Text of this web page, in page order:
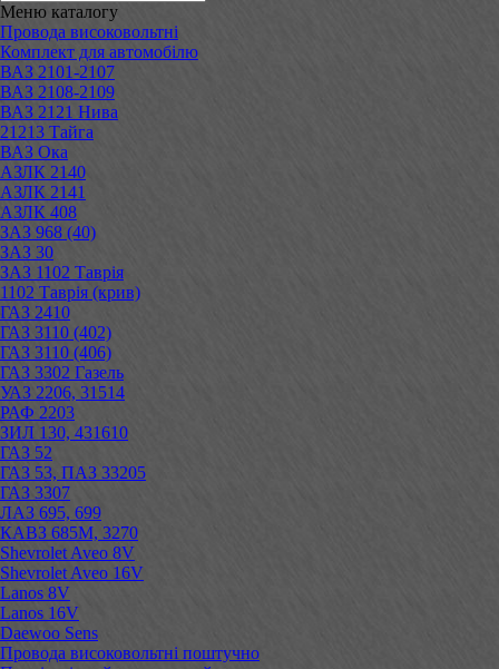
Меню каталогу
Провода високовольтні
Комплект для автомобілю
ВАЗ 2101-2107
ВАЗ 2108-2109
ВАЗ 2121 Нива
21213 Тайга
ВАЗ Ока
АЗЛК 2140
АЗЛК 2141
АЗЛК 408
ЗАЗ 968 (40)
ЗАЗ 30
ЗАЗ 1102 Таврія
1102 Таврія (крив)
ГАЗ 2410
ГАЗ 3110 (402)
ГАЗ 3110 (406)
ГАЗ 3302 Газель
УАЗ 2206, 31514
РАФ 2203
ЗИЛ 130, 431610
ГАЗ 52
ГАЗ 53, ПАЗ 33205
ГАЗ 3307
ЛАЗ 695, 699
КАВЗ 685М, 3270
Shevrolet Aveo 8V
Shevrolet Aveo 16V
Lanos 8V
Lanos 16V
Daewoo Sens
Провода високовольтні поштучно